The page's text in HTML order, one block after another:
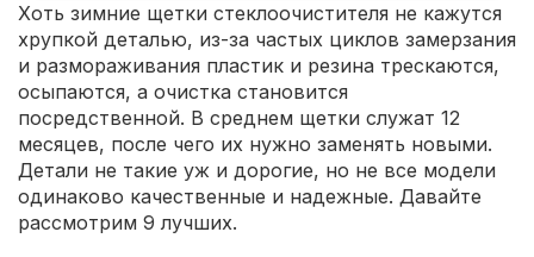
Хоть зимние щетки стеклоочистителя не кажутся
хрупкой деталью, из-за частых циклов замерзания
и размораживания пластик и резина трескаются,
осыпаются, а очистка становится
посредственной. В среднем щетки служат 12
месяцев, после чего их нужно заменять новыми.
Детали не такие уж и дорогие, но не все модели
одинаково качественные и надежные. Давайте
рассмотрим 9 лучших.